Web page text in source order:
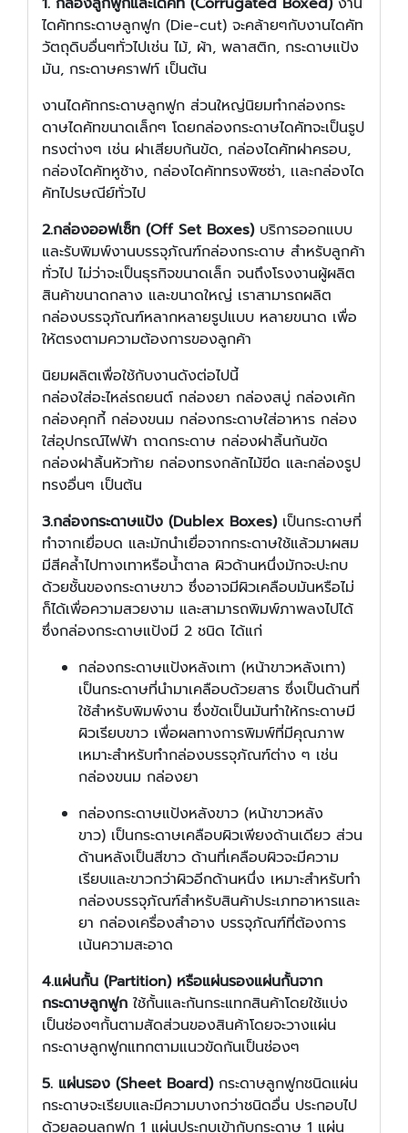
ไดคัทกระดาษลูกฟูก (Die-cut) จะคล้ายๆกับงานไดคัท
วัตถุดิบอื่นๆทั่วไปเช่น ไม้, ผ้า, พลาสติก, กระดาษแป้ง
มัน, กระดาษคราฟท์ เป็นต้น
งานไดคัทกระดาษลูกฟูก ส่วนใหญ่นิยมทำกล่องกระ
ดาษไดคัทขนาดเล็กๆ โดยกล่องกระดาษไดคัทจะเป็นรูป
ทรงต่างๆ เช่น ฝาเสียบก้นขัด, กล่องไดคัทฝาครอบ,
กล่องไดคัทหูช้าง, กล่องไดคัททรงพิซซ่า, เเละกล่องได
คัทไปรษณีย์ทั่วไป
2.กล่องออฟเซ็ท (Off Set Boxes)บริการออกแบบ
และรับพิมพ์งานบรรจุภัณฑ์กล่องกระดาษ สำหรับลูกค้า
ทั่วไป ไม่ว่าจะเป็นธุรกิจขนาดเล็ก จนถึงโรงงานผู้ผลิต
สินค้าขนาดกลาง และขนาดใหญ่ เราสามารถผลิต
กล่องบรรจุภัณฑ์หลากหลายรูปแบบ หลายขนาด เพื่อ
ให้ตรงตามความต้องการของลูกค้า
นิยมผลิตเพื่อใช้กับงานดังต่อไปนี้
กล่องใส่อะไหล่รถยนต์ กล่องยา กล่องสบู่ กล่องเค้ก
กล่องคุกกี้ กล่องขนม กล่องกระดาษใส่อาหาร กล่อง
ใส่อุปกรณ์ไฟฟ้า ถาดกระดาษ กล่องฝาลิ้นก้นขัด
กล่องฝาลิ้นหัวท้าย กล่องทรงกลักไม้ขีด และกล่องรูป
ทรงอื่นๆ เป็นต้น
3.กล่องกระดาษแป้ง (Dublex Boxes)เป็นกระดาษที่
ทำจากเยื่อบด และมักนำเยื่อจากกระดาษใช้แล้วมาผสม
มีสีคล้ำไปทางเทาหรือน้ำตาล ผิวด้านหนึ่งมักจะปะกบ
ด้วยชั้นของกระดาษขาว ซึ่งอาจมีผิวเคลือบมันหรือไม่
ก็ได้เพื่อความสวยงาม และสามารถพิมพ์ภาพลงไปได้
ซึ่งกล่องกระดาษแป้งมี 2 ชนิด ได้แก่
กล่องกระดาษแป้งหลังเทา (หน้าขาวหลังเทา)
เป็นกระดาษที่นำมาเคลือบด้วยสาร ซึ่งเป็นด้านที่
ใช้สำหรับพิมพ์งาน ซึ่งขัดเป็นมันทำให้กระดาษมี
ผิวเรียบขาว เพื่อผลทางการพิมพ์ที่มีคุณภาพ
เหมาะสำหรับทำกล่องบรรจุภัณฑ์ต่าง ๆ เช่น
กล่องขนม กล่องยา
กล่องกระดาษแป้งหลังขาว (หน้าขาวหลัง
ขาว) เป็นกระดาษเคลือบผิวเพียงด้านเดียว ส่วน
ด้านหลังเป็นสีขาว ด้านที่เคลือบผิวจะมีความ
เรียบและขาวกว่าผิวอีกด้านหนึ่ง เหมาะสำหรับทำ
กล่องบรรจุภัณฑ์สำหรับสินค้าประเภทอาหารและ
ยา กล่องเครื่องสำอาง บรรจุภัณฑ์ที่ต้องการ
เน้นความสะอาด
4.แผ่นกั้น (Partition) หรือแผ่นรองแผ่นกั้นจาก
กระดาษลูกฟูก ใช้กั้นและกันกระแทกสินค้าโดยใช้แบ่ง
เป็นช่องๆกั้นตามสัดส่วนของสินค้าโดยจะวางแผ่น
กระดาษลูกฟูกแทกตามแนวขัดกันเป็นช่องๆ
5. แผ่นรอง (Sheet Board)กระดาษลูกฟูกชนิดแผ่น
กระดาษจะเรียบและมีความบางกว่าชนิดอื่น ประกอบไป
ด้วยลอนลูกฟูก 1 แผ่นประกบเข้ากับกระดาษ 1 แผ่น